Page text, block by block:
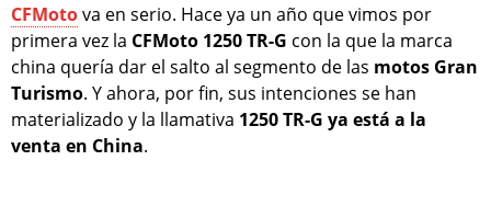
CFMotova en serio. Hace ya un año que vimos por
primera vez la CFMoto 1250 TR-G con la que la marca
china quería dar el salto al segmento de las motos Gran
Turismo. Y ahora, por fin, sus intenciones se han
materializado y la llamativa 1250 TR-G ya está a la
venta en China.